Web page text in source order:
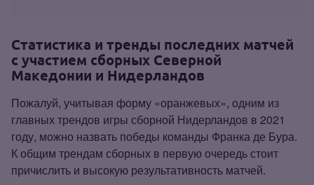
Статистика и тренды последних матчей
с участием сборных Северной
Македонии и Нидерландов
Пожалуй, учитывая форму «оранжевых», одним из
главных трендов игры сборной Нидерландов в 2021
году, можно назвать победы команды Франка де Бура.
К общим трендам сборных в первую очередь стоит
причислить и высокую результативность матчей.